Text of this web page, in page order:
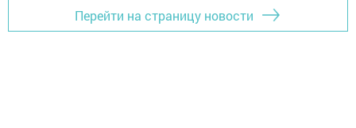
Перейти на страницу новости